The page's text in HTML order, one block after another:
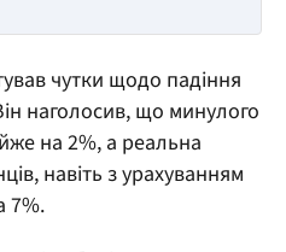
чутки щодо падіння
наголосив, що минулого
на 2%, а реальна
навіть з урахуванням
7%.